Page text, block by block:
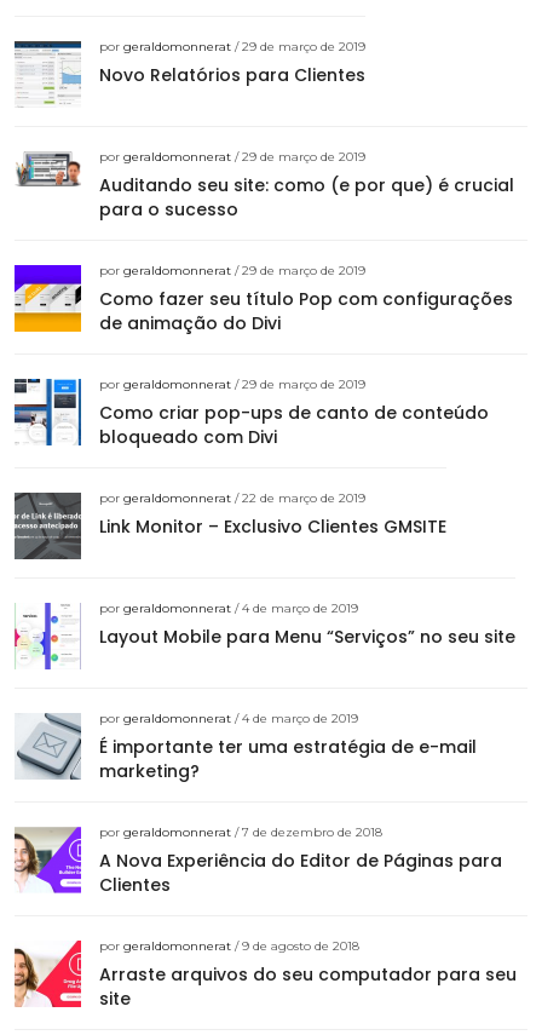
por geraldomonnerat / 29 de março de 2019
Novo Relatórios para Clientes
por geraldomonnerat / 29 de março de 2019
Auditando seu site: como (e por que) é crucial
para o sucesso
por geraldomonnerat / 29 de março de 2019
Como fazer seu título Pop com configurações
de animação do Divi
por geraldomonnerat / 29 de março de 2019
Como criar pop-ups de canto de conteúdo
bloqueado com Divi
por geraldomonnerat / 22 de março de 2019
Link Monitor – Exclusivo Clientes GMSITE
por geraldomonnerat / 4 de março de 2019
Layout Mobile para Menu “Serviços” no seu site
por geraldomonnerat / 4 de março de 2019
É importante ter uma estratégia de e-mail
marketing?
por geraldomonnerat / 7 de dezembro de 2018
A Nova Experiência do Editor de Páginas para
Clientes
por geraldomonnerat / 9 de agosto de 2018
Arraste arquivos do seu computador para seu
site